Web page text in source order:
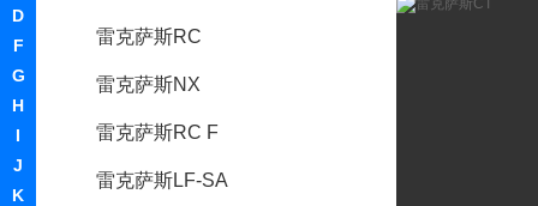
D
F
G
H
I
J
K
雷克萨斯RC
雷克萨斯NX
雷克萨斯RC F
雷克萨斯LF-SA